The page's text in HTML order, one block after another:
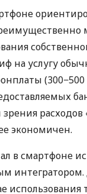
на услугу
(300−500
экономичен.
в смартфоне
использования